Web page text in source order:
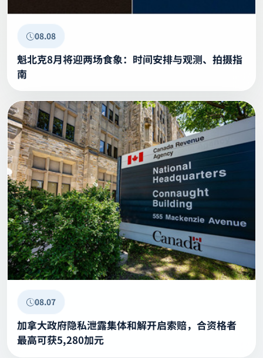
08.08
魁北克8月将迎两场食象：时间安排与观测、拍摄指
南